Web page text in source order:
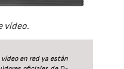
vídeo.
vídeo en red ya están